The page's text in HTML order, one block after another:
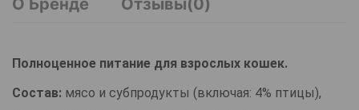
О Бренде
Отзывы(0)
Полноценное питание для взрослых кошек.
Состав: мясо и субпродукты (включая: 4% птицы),